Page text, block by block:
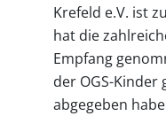
Krefeld e.V. ist
hat die
Empfang
der OGS-Kinder
abgegeben